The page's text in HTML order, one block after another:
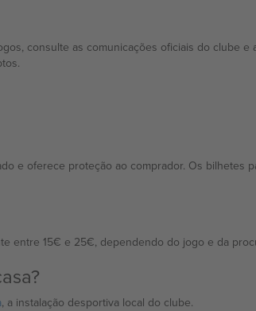
consulte as comunicações oficiais do clube
e oferece proteção ao comprador. Os bilhetes
entre 15€ e 25€, dependendo do jogo e da
, a instalação desportiva local do clube.